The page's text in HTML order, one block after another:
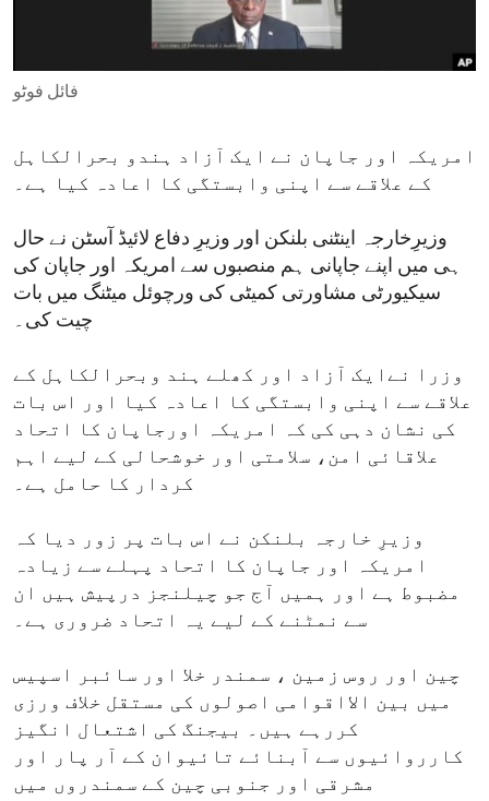
ENVIRONMENT AND HEALTH
فائل فوٹو
امریکہ اور جاپان نے ایک آزاد ہندو بحرالکاہل
کے علاقے سے اپنی وابستگی کا اعادہ کیا ہے۔
وزیرِخارجہ اینٹنی بلنکن اور وزیرِ دفاع لائیڈ آسٹن نے حال
ہی میں اپنے جاپانی ہم منصبوں سے امریکہ اور جاپان کی
سیکیورٹی مشاورتی کمیٹی کی ورچوئل میٹنگ میں بات
چیت کی۔
وزرا نےایک آزاد اور کھلے ہند وبحرالکاہل کے
علاقے سے اپنی وابستگی کا اعادہ کیا اور اس بات
کی نشان دہی کی کہ امریکہ اورجاپان کا اتحاد
علاقائی امن، سلامتی اور خوشحالی کے لیے اہم
کردار کا حامل ہے۔
وزیرِ خارجہ بلنکن نے اس بات پر زور دیا کہ
امریکہ اور جاپان کا اتحاد پہلے سے زیادہ
مضبوط ہے اور ہمیں آج جو چیلنجز درپیش ہیں ان
سے نمٹنے کے لیے یہ اتحاد ضروری ہے۔
چین اور روس زمین ، سمندر خلا اور سائبر اسپیس
میں بین الااقوامی اصولوں کی مستقل خلاف ورزی
کررہے ہیں۔ بیجنگ کی اشتعال انگیز
کارروائیوں سے آبنائے تائیوان کے آر پار اور
مشرقی اور جنوبی چین کے سمندروں میں